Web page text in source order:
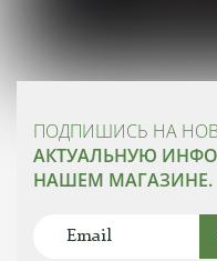
ПОДПИШИСЬ НА
АКТУАЛЬНУЮ
НАШЕМ МАГАЗИНЕ.